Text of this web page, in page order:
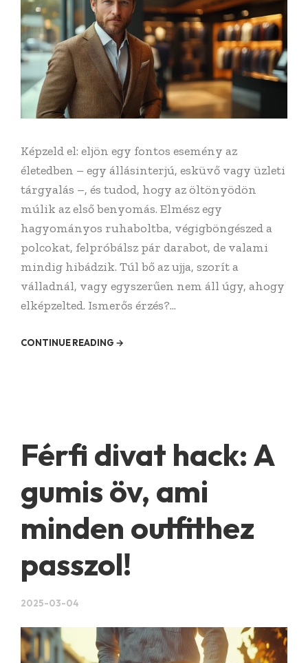
Képzeld el: eljön egy fontos esemény az
életedben – egy állásinterjú, esküvő vagy üzleti
tárgyalás –, és tudod, hogy az öltönyödön
múlik az első benyomás. Elmész egy
hagyományos ruhaboltba, végigböngészed a
polcokat, felpróbálsz pár darabot, de valami
mindig hibádzik. Túl bő az ujja, szorít a
válladnál, vagy egyszerűen nem áll úgy, ahogy
elképzelted. Ismerős érzés?...
CONTINUE READING →
Férfi divat hack: A
gumis öv, ami
minden outfithez
passzol!
2025-03-04